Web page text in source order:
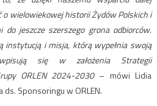
o wielowiekowej historii Żydów Polskich i
jeszcze szerszego grona odbiorców.
instytucją i misja, którą wypełnia swoją
wpisują się w założenia Strategii
ORLEN 2024-2030– mówi Lidia
Sponsoringu w ORLEN.